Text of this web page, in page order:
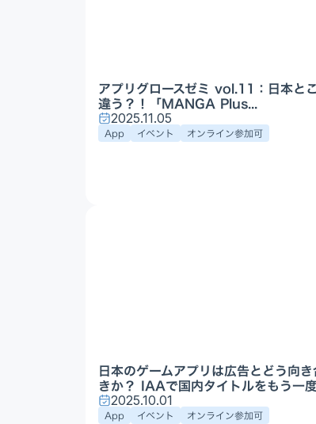
アプリグロースゼミ vol.11：日本と
違う？！「MANGA Plus...
2025.11.05
App イベント オンライン参加可
日本のゲームアプリは広告とどう向
きか？ IAAで国内タイトルをもう一
2025.10.01
App イベント オンライン参加可